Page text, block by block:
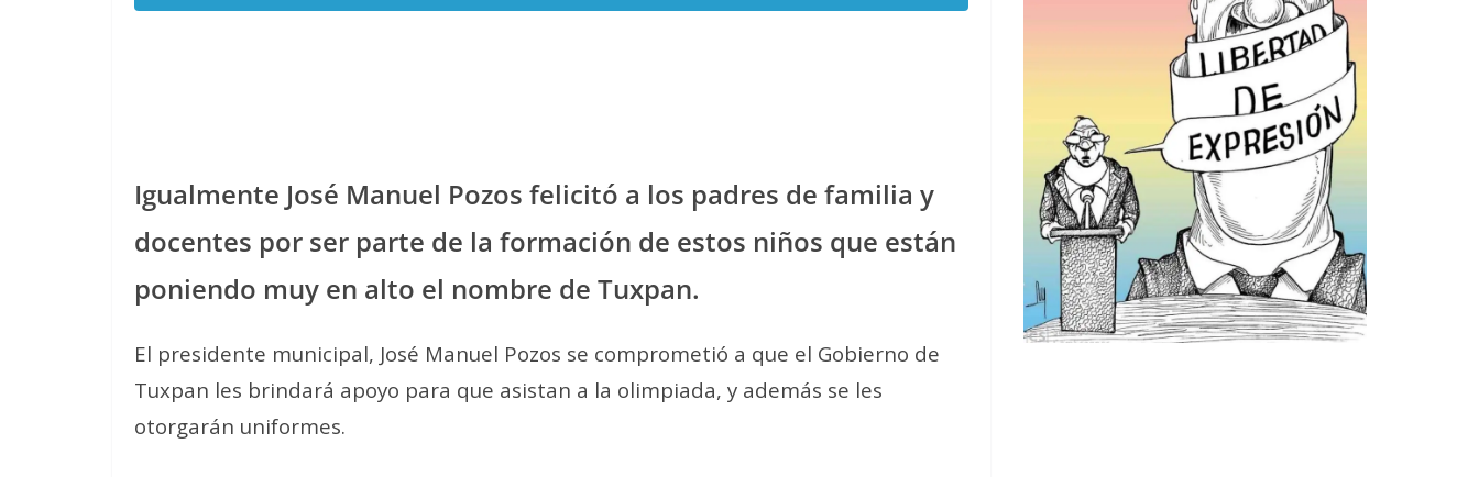
Igualmente José Manuel Pozos felicitó a los padres de familia y
docentes por ser parte de la formación de estos niños que están
poniendo muy en alto el nombre de Tuxpan.
El presidente municipal, José Manuel Pozos se comprometió a que el Gobierno de
Tuxpan les brindará apoyo para que asistan a la olimpiada, y además se les
otorgarán uniformes.